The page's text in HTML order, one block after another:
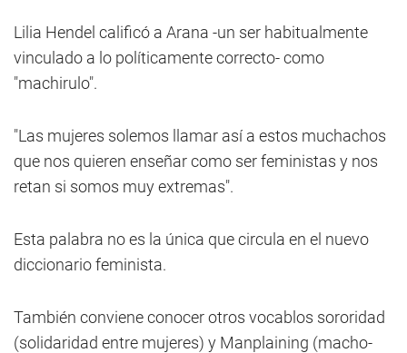
Lilia Hendel calificó a Arana -un ser habitualmente
vinculado a lo políticamente correcto- como
"machirulo".
"Las mujeres solemos llamar así a estos muchachos
que nos quieren enseñar como ser feministas y nos
retan si somos muy extremas".
Esta palabra no es la única que circula en el nuevo
diccionario feminista.
También conviene conocer otros vocablos sororidad
(solidaridad entre mujeres) y Manplaining (macho-